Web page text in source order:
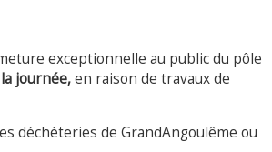
exceptionnelle au public du pôle
journée,en raison de travaux de
déchèteries de GrandAngoulême ou